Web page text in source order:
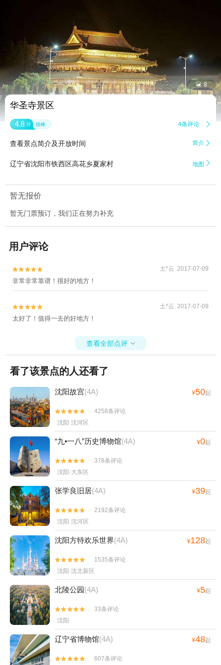
 8
华圣寺景区
4.8 分 很棒 4条评论 
查看景点简介及开放时间 简介 
辽宁省沈阳市铁西区高花乡夏家村 地图 
暂无报价
暂无门票预订，我们正在努力补充
用户评论

 土*云 2017-07-09
非常非常靠谱！很好的地方！

 土*云 2017-07-09
太好了！值得一去的好地方！
查看全部点评 
看了该景点的人还看了
沈阳故宫(4A) ¥50起


4258条评论
沈阳·沈河区
“九•一八”历史博物馆(4A) ¥0起


378条评论
沈阳·大东区
张学良旧居(4A) ¥39起


2192条评论
沈阳·沈河区
沈阳方特欢乐世界(4A) ¥128起


1535条评论
沈阳·沈北新区
北陵公园(4A) ¥5起


33条评论
沈阳
辽宁省博物馆(4A) ¥48起

 607条评论